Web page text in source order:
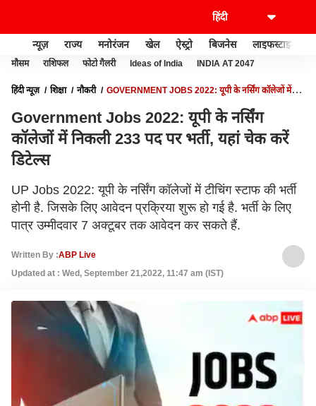
न्यूज़ राज्य मनोरंजन खेल ऐस्ट्रो बिजनेस लाइफस्टाइल
मौसम राशिफल फोटो गैलरी Ideas of India INDIA AT 2047
हिंदी न्यूज़ शिक्षा नौकरी
​​GOVERNMENT JOBS 2022: यूपी के नर्सिंग कॉलेजों में
​​Government Jobs 2022: यूपी के नर्सिंग
कॉलेजों में निकली 233 पद पर भर्ती, यहां चेक करें
डिटेल्स
​UP Jobs 2022: यूपी के नर्सिंग कॉलेजों में टीचिंग स्टाफ की भर्ती
होनी है. जिसके लिए आवेदन प्रक्रिया शुरू हो गई है. भर्ती के लिए
पात्र उम्मीदवार 7 अक्टूबर तक आवेदन कर सकते हैं.
Written By :ABP Live
Updated at : Wed, September 21,2022, 11:47 am (IST)